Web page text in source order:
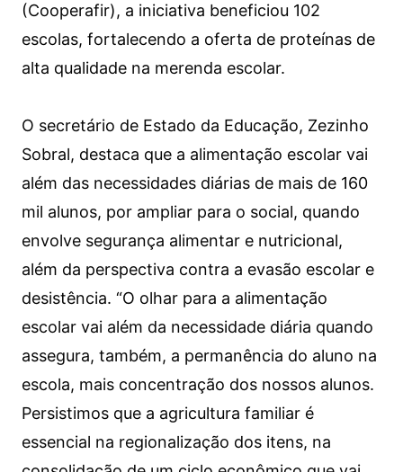
(Cooperafir), a iniciativa beneficiou 102
escolas, fortalecendo a oferta de proteínas de
alta qualidade na merenda escolar.
O secretário de Estado da Educação, Zezinho
Sobral, destaca que a alimentação escolar vai
além das necessidades diárias de mais de 160
mil alunos, por ampliar para o social, quando
envolve segurança alimentar e nutricional,
além da perspectiva contra a evasão escolar e
desistência. “O olhar para a alimentação
escolar vai além da necessidade diária quando
assegura, também, a permanência do aluno na
escola, mais concentração dos nossos alunos.
Persistimos que a agricultura familiar é
essencial na regionalização dos itens, na